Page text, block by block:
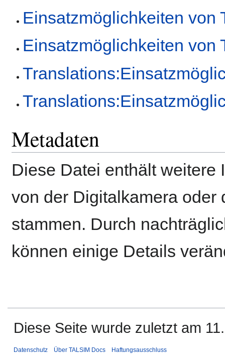
Einsatzmöglichkeiten von
Einsatzmöglichkeiten von
Metadaten
Diese Datei enthält weitere
von der Digitalkamera oder
stammen. Durch
können einige Details
Diese Seite wurde zuletzt am
Datenschutz Über TALSIM Docs Haftungsausschluss